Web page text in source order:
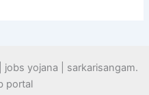
yojana | sarkarisangam.
portal